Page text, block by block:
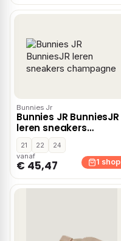
Bunnies Jr
Bunnies JR BunniesJR
leren sneakers
champagne
21 22
24
vanaf
€ 45,47 1 shop